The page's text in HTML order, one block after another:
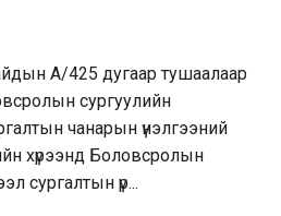
А/425 дугаар тушаалаар
сургуулийн
чанарын үнэлгээний
хүрээнд Боловсролын
сургалтын үр...